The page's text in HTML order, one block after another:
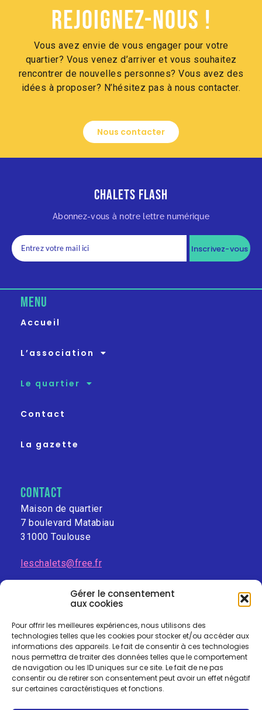
Gérer le consentement
aux cookies
Pour offrir les meilleures expériences, nous utilisons des
technologies telles que les cookies pour stocker et/ou accéder aux
informations des appareils. Le fait de consentir à ces technologies
nous permettra de traiter des données telles que le comportement
de navigation ou les ID uniques sur ce site. Le fait de ne pas
consentir ou de retirer son consentement peut avoir un effet négatif
sur certaines caractéristiques et fonctions.
Rejoignez-nous !
Vous avez envie de vous engager pour votre
quartier? Vous venez d’arriver et vous souhaitez
rencontrer de nouvelles personnes? Vous avez des
idées à proposer? N’hésitez pas à nous contacter.
Nous contacter
Chalets Flash
Abonnez-vous à notre lettre numérique
Inscrivez-vous
MENU
Accueil
L’association
Le quartier
Contact
La gazette
contact
Maison de quartier
7 boulevard Matabiau
31000 Toulouse
leschalets@free.fr